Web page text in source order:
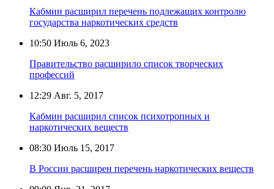
Кабмин расширил перечень подлежащих контролю
государства наркотических средств
10:50 Июль 6, 2023
Правительство расширило список творческих
профессий
12:29 Авг. 5, 2017
Кабмин расширил список психотропных и
наркотических веществ
08:30 Июль 15, 2017
В России расширен перечень наркотических веществ